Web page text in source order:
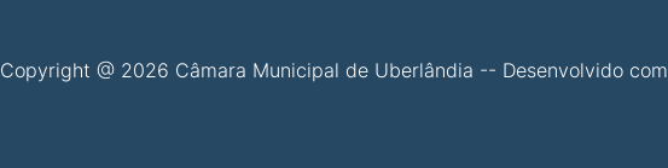
Copyright @ 2026 Câmara Municipal de Uberlândia -- Desenvolvido com